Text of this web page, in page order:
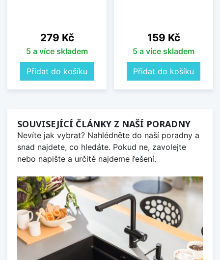
Cena
279 Kč
5 a více skladem
Přidat do košíku
Cena
159 Kč
5 a více skladem
Přidat do košíku
SOUVISEJÍCÍ ČLÁNKY Z NAŠÍ PORADNY
Nevíte jak vybrat? Nahlédněte do naší poradny a
snad najdete, co hledáte. Pokud ne, zavolejte
nebo napište a určitě najdeme řešení.